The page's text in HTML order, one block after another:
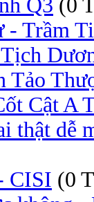
Q3 (0
- Trầm
Tảo
Cật A
thật dễ
CISI (0